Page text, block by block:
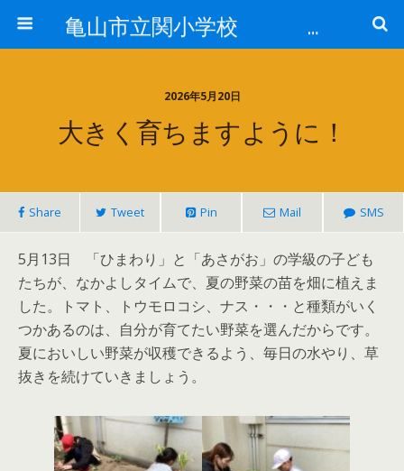
亀山市立関小学校 全校で「そろえる」取組
2026年5月20日
大きく育ちますように！
Share Tweet Pin Mail SMS
5月13日 「ひまわり」と「あさがお」の学級の子ども
たちが、なかよしタイムで、夏の野菜の苗を畑に植えま
した。トマト、トウモロコシ、ナス・・・と種類がいく
つかあるのは、自分が育てたい野菜を選んだからです。
夏においしい野菜が収穫できるよう、毎日の水やり、草
抜きを続けていきましょう。